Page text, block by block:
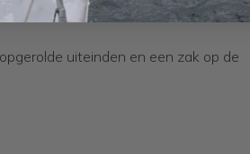
uiteinden en een zak op de